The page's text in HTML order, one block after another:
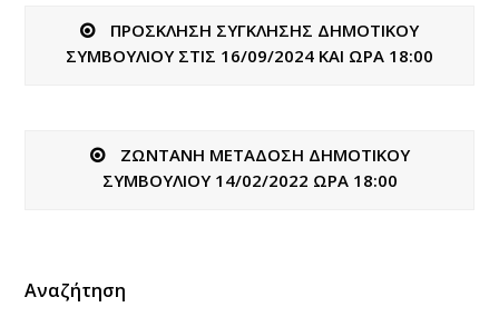
ΠΡΟΣΚΛΗΣΗ ΣΥΓΚΛΗΣΗΣ ΔΗΜΟΤΙΚΟΥ
ΣΥΜΒΟΥΛΙΟΥ ΣΤΙΣ 16/09/2024 ΚΑΙ ΩΡΑ 18:00
ΖΩΝΤΑΝΗ ΜΕΤΑΔΟΣΗ ΔΗΜΟΤΙΚΟΥ
ΣΥΜΒΟΥΛΙΟΥ 14/02/2022 ΩΡΑ 18:00
Αναζήτηση